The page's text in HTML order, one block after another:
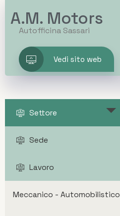
A.M. Motors
Autofficina Sassari
Vedi sito web
Settore
Sede
Lavoro
Meccanico - Automobilistico